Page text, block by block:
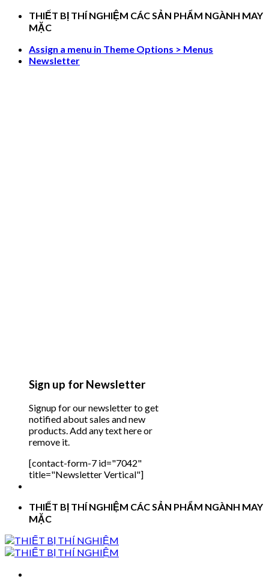
Skip
THIẾT BỊ THÍ NGHIỆM CÁC SẢN PHẨM NGÀNH MAY
MẶC
Assign a menu in Theme Options > Menus
Newsletter
Sign up for Newsletter
Signup for our newsletter to get
notified about sales and new
products. Add any text here or
remove it.
[contact-form-7 id="7042"
title="Newsletter Vertical"]
THIẾT BỊ THÍ NGHIỆM CÁC SẢN PHẨM NGÀNH MAY
MẶC